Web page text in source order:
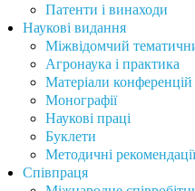
Патенти і винаходи
Наукові видання
Міжвідомчий
Агронаука і практика
Матеріали конференцій
Монографії
Наукові праці
Буклети
Методичні рекомендації
Співпраця